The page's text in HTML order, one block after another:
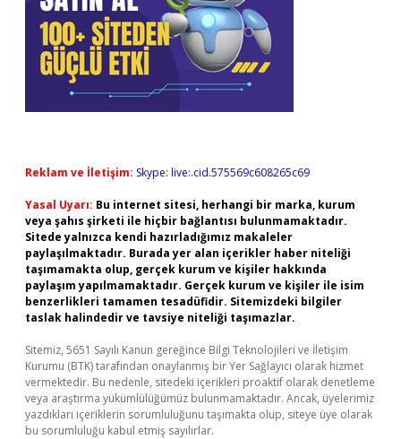
Reklam ve İletişim: Skype: live:.cid.575569c608265c69
Yasal Uyarı: Bu internet sitesi, herhangi bir marka, kurum
veya şahıs şirketi ile hiçbir bağlantısı bulunmamaktadır.
Sitede yalnızca kendi hazırladığımız makaleler
paylaşılmaktadır. Burada yer alan içerikler haber niteliği
taşımamakta olup, gerçek kurum ve kişiler hakkında
paylaşım yapılmamaktadır. Gerçek kurum ve kişiler ile isim
benzerlikleri tamamen tesadüfidir. Sitemizdeki bilgiler
taslak halindedir ve tavsiye niteliği taşımazlar.
Sitemiz, 5651 Sayılı Kanun gereğince Bilgi Teknolojileri ve İletişim
Kurumu (BTK) tarafından onaylanmış bir Yer Sağlayıcı olarak hizmet
vermektedir. Bu nedenle, sitedeki içerikleri proaktif olarak denetleme
veya araştırma yükümlülüğümüz bulunmamaktadır. Ancak, üyelerimiz
yazdıkları içeriklerin sorumluluğunu taşımakta olup, siteye üye olarak
bu sorumluluğu kabul etmiş sayılırlar.